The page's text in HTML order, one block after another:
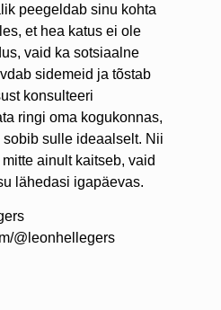
peegeldab sinu kohta
et hea katus ei ole
vaid ka sotsiaalne
sidemeid ja tõstab
konsulteeri
ringi oma kogukonnas,
sulle ideaalselt. Nii
ainult kaitseb, vaid
lähedasi igapäevas.
@leonhellegers